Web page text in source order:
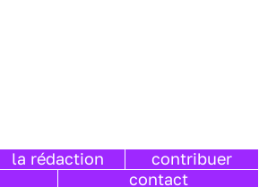
la rédaction
contribuer
contact